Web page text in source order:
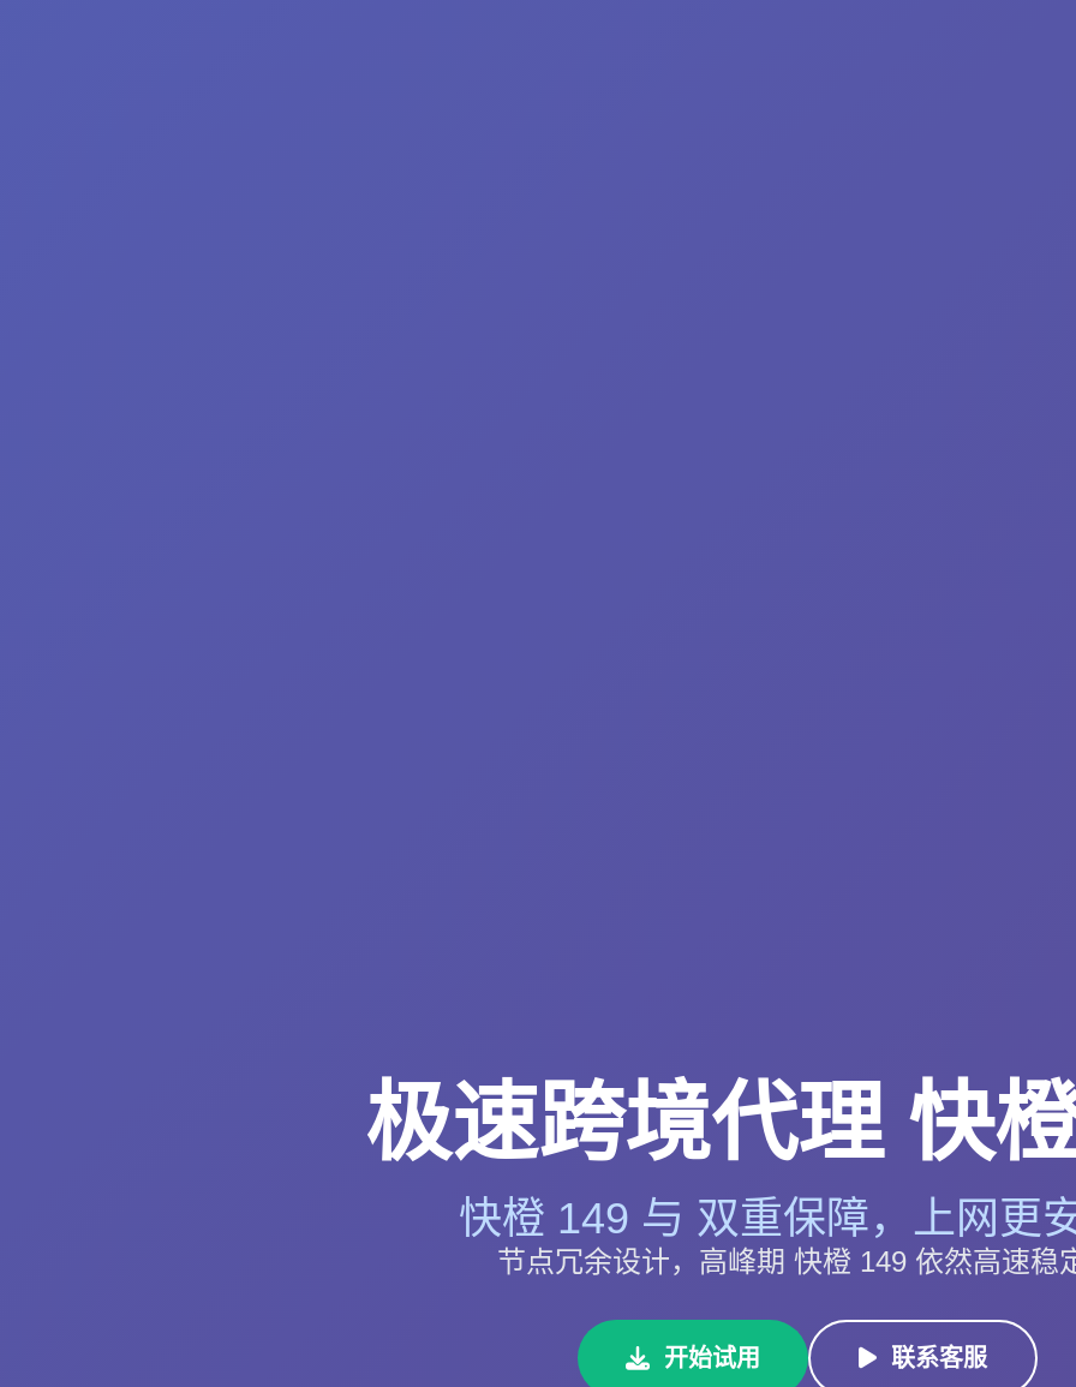
极速跨境代理 快
快橙 149 与 双重保障，上网更
节点冗余设计，高峰期 快橙 149 依然高速稳
开始试用 联系客服